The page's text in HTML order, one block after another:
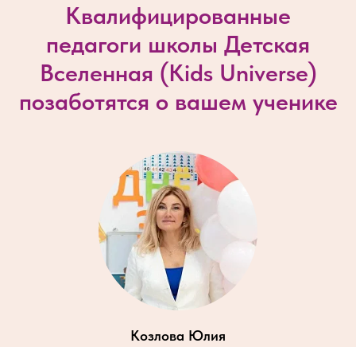
Квалифицированные
педагоги школы Детская
Вселенная (Kids Universe)
позаботятся о вашем ученике
Козлова Юлия